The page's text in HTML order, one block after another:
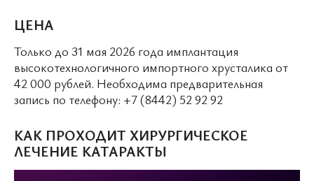
ЦЕНА
Только до 31 мая 2026 года имплантация
высокотехнологичного импортного хрусталика от
42 000 рублей. Необходима предварительная
запись по телефону: +7 (8442) 52 92 92
КАК ПРОХОДИТ ХИРУРГИЧЕСКОЕ
ЛЕЧЕНИЕ КАТАРАКТЫ